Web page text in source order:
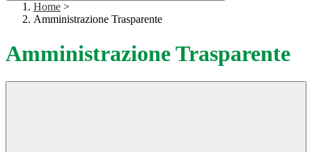
Home >
Amministrazione Trasparente
Amministrazione Trasparente